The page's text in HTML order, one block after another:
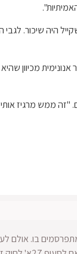
היה שיכור. לגבי
מכיוון
"זה ממש מרגיז
בו. אולם